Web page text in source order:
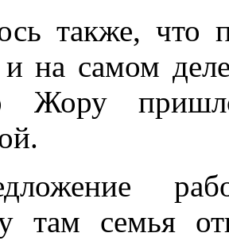
также, что
на самом
Жору
там семья